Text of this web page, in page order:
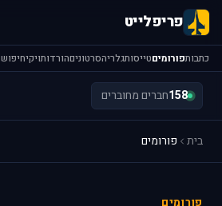
פריפלייט
כתבותפורומיםטייסותגלריהסרטוניםהורדותויקיחיפוש
158חברים מחוברים
בית פורומים
פורומים